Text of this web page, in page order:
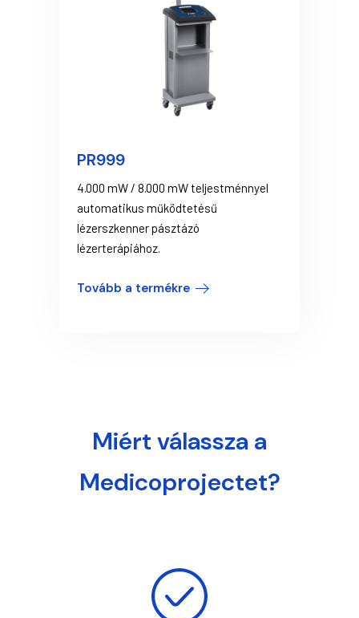
PR999
4.000 mW / 8.000 mW teljestménnyel
automatikus működtetésű
lézerszkenner pásztázó
lézerterápiához.
Tovább a termékre
Miért válassza a
Medicoprojectet?